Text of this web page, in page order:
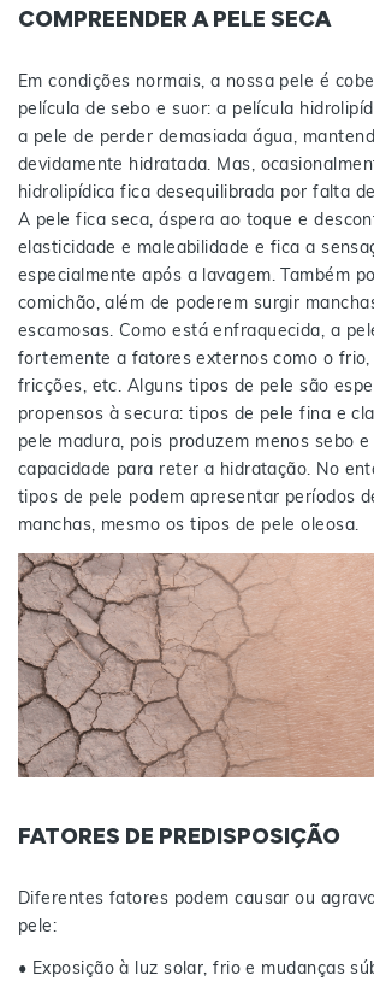
COMPREENDER A PELE SECA
Em condições normais, a nossa pele é
película de sebo e suor: a película
a pele de perder demasiada água,
devidamente hidratada. Mas,
hidrolipídica fica desequilibrada por falta
A pele fica seca, áspera ao toque e
elasticidade e maleabilidade e fica a
especialmente após a lavagem. Também
comichão, além de poderem surgir
escamosas. Como está enfraquecida, a
fortemente a fatores externos como o frio,
fricções, etc. Alguns tipos de pele são
propensos à secura: tipos de pele fina e
pele madura, pois produzem menos sebo
capacidade para reter a hidratação. No
tipos de pele podem apresentar períodos
manchas, mesmo os tipos de pele oleosa.
FATORES DE PREDISPOSIÇÃO
Diferentes fatores podem causar ou
pele:
• Exposição à luz solar, frio e mudanças